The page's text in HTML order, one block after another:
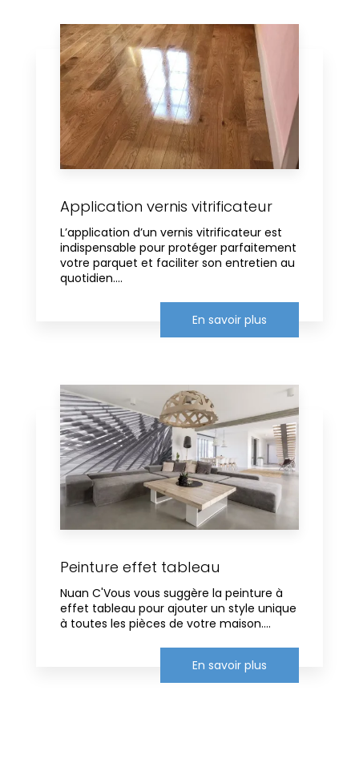
Application vernis vitrificateur
L’application d’un vernis vitrificateur est
indispensable pour protéger parfaitement
votre parquet et faciliter son entretien au
quotidien....
En savoir plus
Peinture effet tableau
Nuan C'Vous vous suggère la peinture à
effet tableau pour ajouter un style unique
à toutes les pièces de votre maison....
En savoir plus